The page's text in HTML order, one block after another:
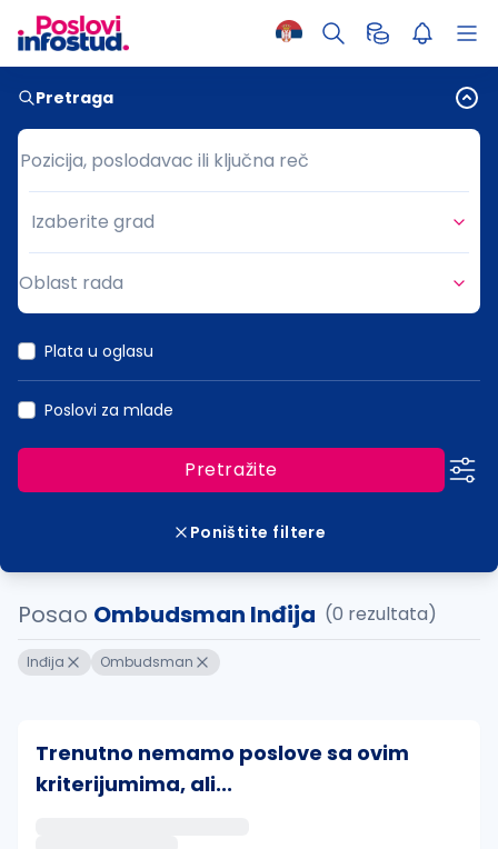
Pretraga
Pozicija, poslodavac ili ključna reč
Pozicija, poslodavac ili ključna reč
Grad
Izaberite grad
Oblast rada
Plata u oglasu
Poslovi za mlade
Pretražite
Poništite filtere
Posao Ombudsman Inđija (0 rezultata)
Inđija Ombudsman
Trenutno nemamo poslove sa ovim
kriterijumima, ali...